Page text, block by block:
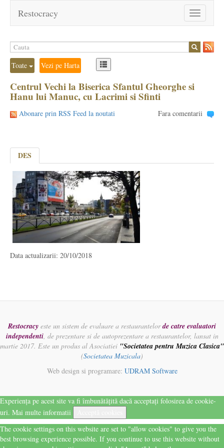
Toggle
navigation
Restocracy
Toate Vezi pe Harta
Centrul Vechi la Biserica Sfantul Gheorghe si
Hanu lui Manuc, cu Lacrimi si Sfinti
Abonare prin RSS Feed la noutati Fara comentarii
DES
Data actualizarii: 20/10/2018
Restocracy este un sistem de evaluare a restaurantelorde catre evaluatori
independenti, de prezentare si de autoprezentare a restaurantelor, lansat in
martie 2017. Este un produs al Asociatiei "Societatea pentru Muzica Clasica"
(Societatea Muzicala)
Web design si programare: UDRAM Software
Experiența pe acest site va fi îmbunătățită dacă acceptați folosirea de cookie-
uri. Mai multe informatii
The cookie settings on this website are set to "allow cookies" to give you the
best browsing experience possible. If you continue to use this website without